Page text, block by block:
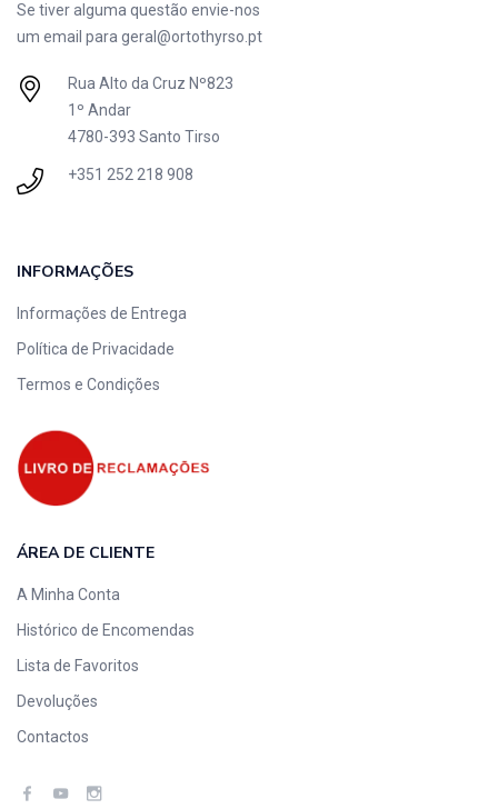
Se tiver alguma questão envie-nos
um email para geral@ortothyrso.pt
Rua Alto da Cruz Nº823
1º Andar
4780-393 Santo Tirso
+351 252 218 908
INFORMAÇÕES
Informações de Entrega
Política de Privacidade
Termos e Condições
ÁREA DE CLIENTE
A Minha Conta
Histórico de Encomendas
Lista de Favoritos
Devoluções
Contactos